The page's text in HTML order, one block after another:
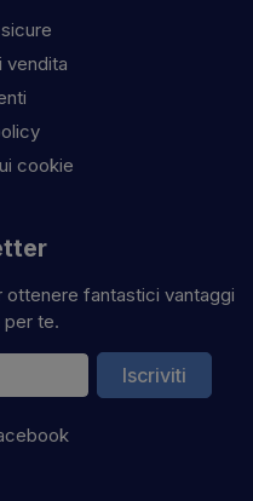
vendita
cookie
ottenere fantastici vantaggi
per te.
Iscriviti